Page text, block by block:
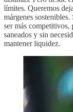
límites. Queremos
márgenes
ser más competitivos,
saneados y sin
mantener liquidez.